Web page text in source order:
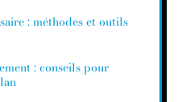
: méthodes et outils
: conseils pour